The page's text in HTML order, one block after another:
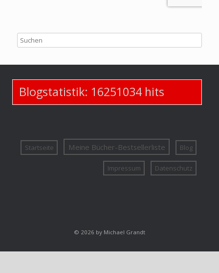
Blogstatistik: 16251034 hits
Startseite Meine Bücher-Bestsellerliste Blog
Impressum Datenschutz
© 2026 by Michael Grandt